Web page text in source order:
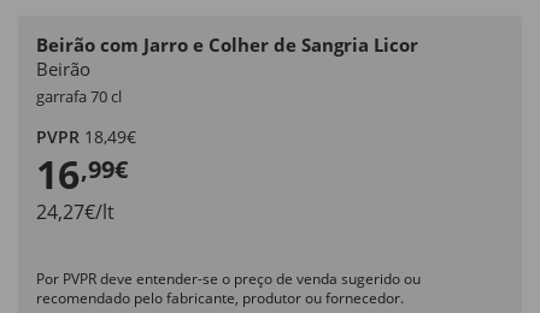
Beirão com Jarro e Colher de Sangria Licor
Beirão
garrafa 70 cl
PVPR 18,49€
16,99€
24,27€/lt
Por PVPR deve entender-se o preço de venda sugerido ou
recomendado pelo fabricante, produtor ou fornecedor.